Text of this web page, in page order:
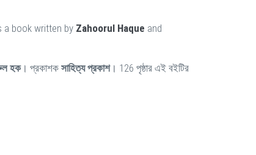
a book written by Zahoorul Haque and
হক। প্রকাশক সাহিত্য প্রকাশ। 126 পৃষ্ঠার এই বইটির